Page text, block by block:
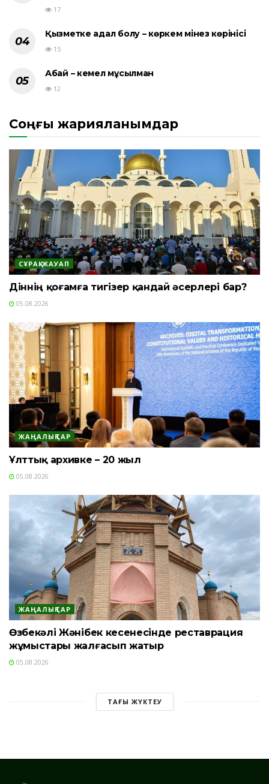
17
Қызметке адал болу – көркем мінез көрінісі
15
Абай – кемел мұсылман
12
Соңғы жарияланымдар
СҰРАҚ-ЖАУАП
Діннің қоғамға тигізер қандай әсерлері бар?
05.08.2026
ЖАҢАЛЫҚТАР
Ұлттық архивке – 20 жыл
05.08.2026
ЖАҢАЛЫҚТАР
Өзбекәлі Жәнібек кесенесінде реставрация
жұмыстары жалғасып жатыр
05.08.2026
ТАҒЫ ЖҮКТЕУ